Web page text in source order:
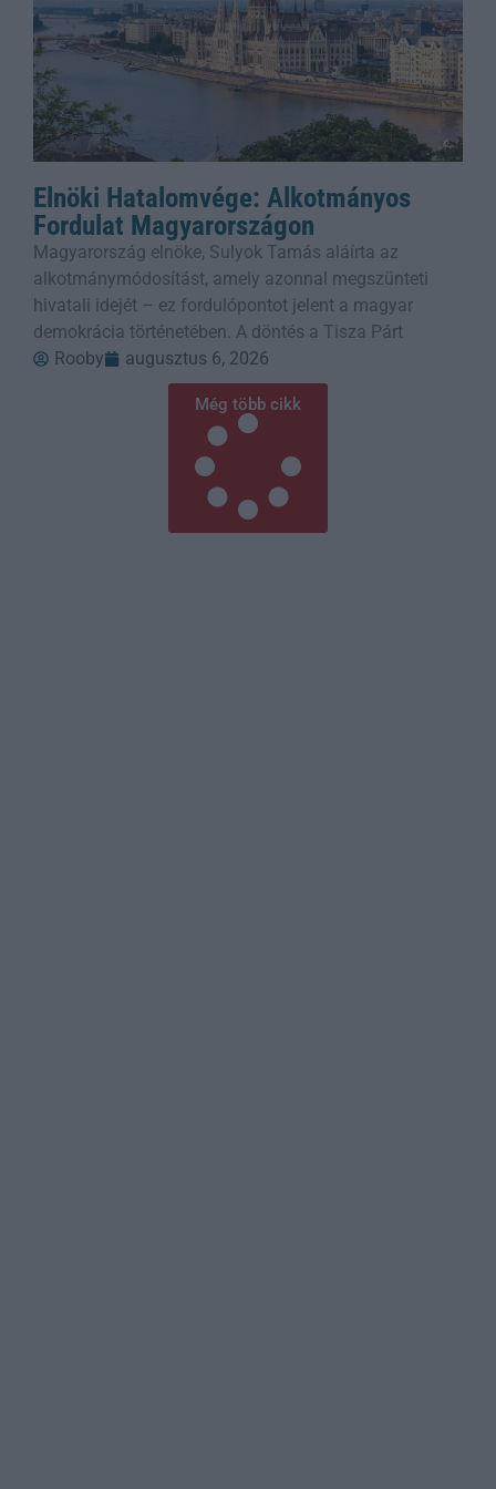
Elnöki Hatalomvége: Alkotmányos
Fordulat Magyarországon
Magyarország elnöke, Sulyok Tamás aláírta az
alkotmánymódosítást, amely azonnal megszünteti
hivatali idejét – ez fordulópontot jelent a magyar
demokrácia történetében. A döntés a Tisza Párt
Rooby
augusztus 6, 2026
Még több cikk